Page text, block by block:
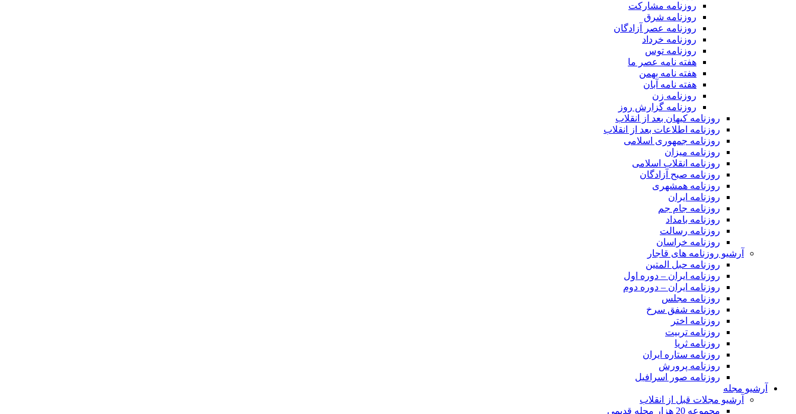
روزنامه مشارکت
روزنامه شرق
روزنامه عصر آزادگان
روزنامه خرداد
روزنامه توس
هفته نامه عصر ما
هفته نامه بهمن
هفته نامه آبان
روزنامه زن
روزنامه گزارش روز
روزنامه کیهان بعد از انقلاب
روزنامه اطلاعات بعد از انقلاب
روزنامه جمهوری اسلامی
روزنامه میزان
روزنامه انقلاب اسلامی
روزنامه صبح آزادگان
روزنامه همشهری
روزنامه ایران
روزنامه جام جم
روزنامه بامداد
روزنامه رسالت
روزنامه خراسان
آرشیو روزنامه های قاجار
روزنامه حبل المتین
روزنامه ایران – دوره اول
روزنامه ایران – دوره دوم
روزنامه مجلس
روزنامه شفق سرخ
روزنامه اختر
روزنامه تربیت
روزنامه ثریا
روزنامه ستاره ایران
روزنامه پرورش
روزنامه صور اسرافیل
آرشیو مجله
آرشیو مجلات قبل از انقلاب
مجموعه 20 هزار مجله قدیمی